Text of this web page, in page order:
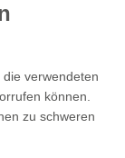
verwendeten
können.
zu schweren